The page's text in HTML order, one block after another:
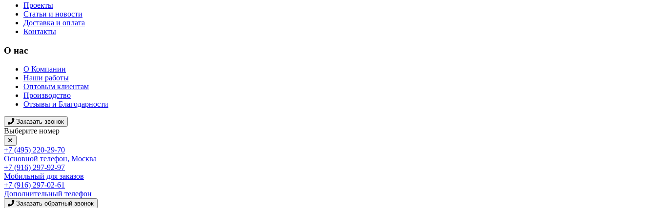
Проекты
Статьи и новости
Доставка и оплата
Контакты
О нас
О Компании
Наши работы
Оптовым клиентам
Производство
Отзывы и Благодарности
Заказать звонок
Выберите номер
+7 (495) 220-29-70
Основной телефон, Москва
+7 (916) 297-92-97
Мобильный для заказов
+7 (916) 297-02-61
Дополнительный телефон
Заказать обратный звонок